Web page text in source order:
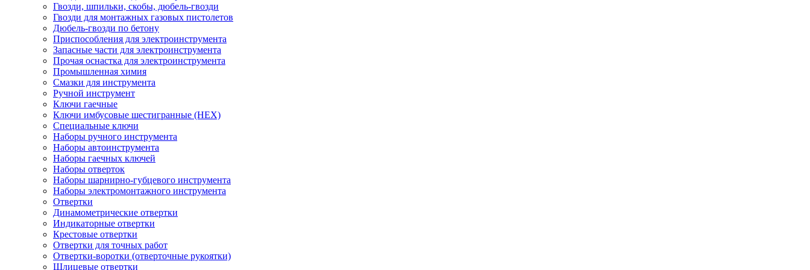
Гвозди, шпильки, скобы, дюбель-гвозди
Гвозди для монтажных газовых пистолетов
Дюбель-гвозди по бетону
Приспособления для электроинструмента
Запасные части для электроинструмента
Прочая оснастка для электроинструмента
Промышленная химия
Смазки для инструмента
Ручной инструмент
Ключи гаечные
Ключи имбусовые шестигранные (HEX)
Специальные ключи
Наборы ручного инструмента
Наборы автоинструмента
Наборы гаечных ключей
Наборы отверток
Наборы шарнирно-губцевого инструмента
Наборы электромонтажного инструмента
Отвертки
Динамометрические отвертки
Индикаторные отвертки
Крестовые отвертки
Отвертки для точных работ
Отвертки-воротки (отверточные рукоятки)
Шлицевые отвертки